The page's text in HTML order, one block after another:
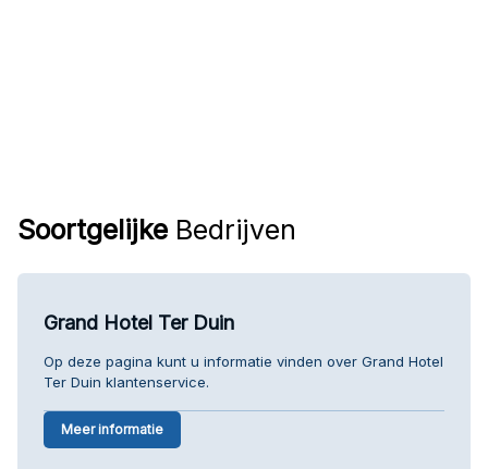
Soortgelijke Bedrijven
Grand Hotel Ter Duin
Op deze pagina kunt u informatie vinden over Grand Hotel
Ter Duin klantenservice.
Meer informatie